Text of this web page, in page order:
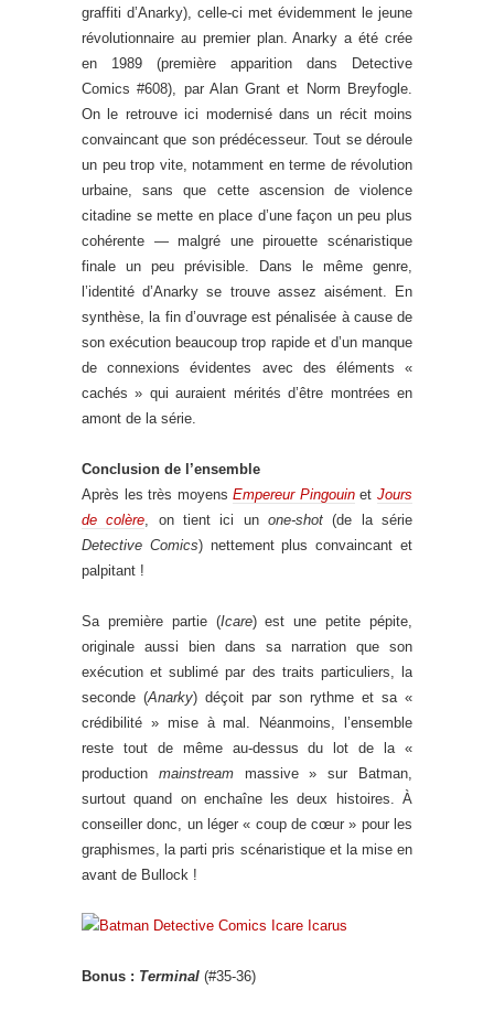
graffiti d’Anarky), celle-ci met évidemment le jeune
révolutionnaire au premier plan. Anarky a été crée
en 1989 (première apparition dans Detective
Comics #608), par Alan Grant et Norm Breyfogle.
On le retrouve ici modernisé dans un récit moins
convaincant que son prédécesseur. Tout se déroule
un peu trop vite, notamment en terme de révolution
urbaine, sans que cette ascension de violence
citadine se mette en place d’une façon un peu plus
cohérente — malgré une pirouette scénaristique
finale un peu prévisible. Dans le même genre,
l’identité d’Anarky se trouve assez aisément. En
synthèse, la fin d’ouvrage est pénalisée à cause de
son exécution beaucoup trop rapide et d’un manque
de connexions évidentes avec des éléments «
cachés » qui auraient mérités d’être montrées en
amont de la série.
Conclusion de l’ensemble
Après les très moyensEmpereur PingouinetJours
de colère, on tient ici unone-shot (de la série
Detective Comics) nettement plus convaincant et
palpitant !
Sa première partie (Icare) est une petite pépite,
originale aussi bien dans sa narration que son
exécution et sublimé par des traits particuliers, la
seconde (Anarky) déçoit par son rythme et sa «
crédibilité » mise à mal. Néanmoins, l’ensemble
reste tout de même au-dessus du lot de la «
production mainstreammassive » sur Batman,
surtout quand on enchaîne les deux histoires. À
conseiller donc, un léger « coup de cœur » pour les
graphismes, la parti pris scénaristique et la mise en
avant de Bullock !
Bonus : Terminal (#35-36)